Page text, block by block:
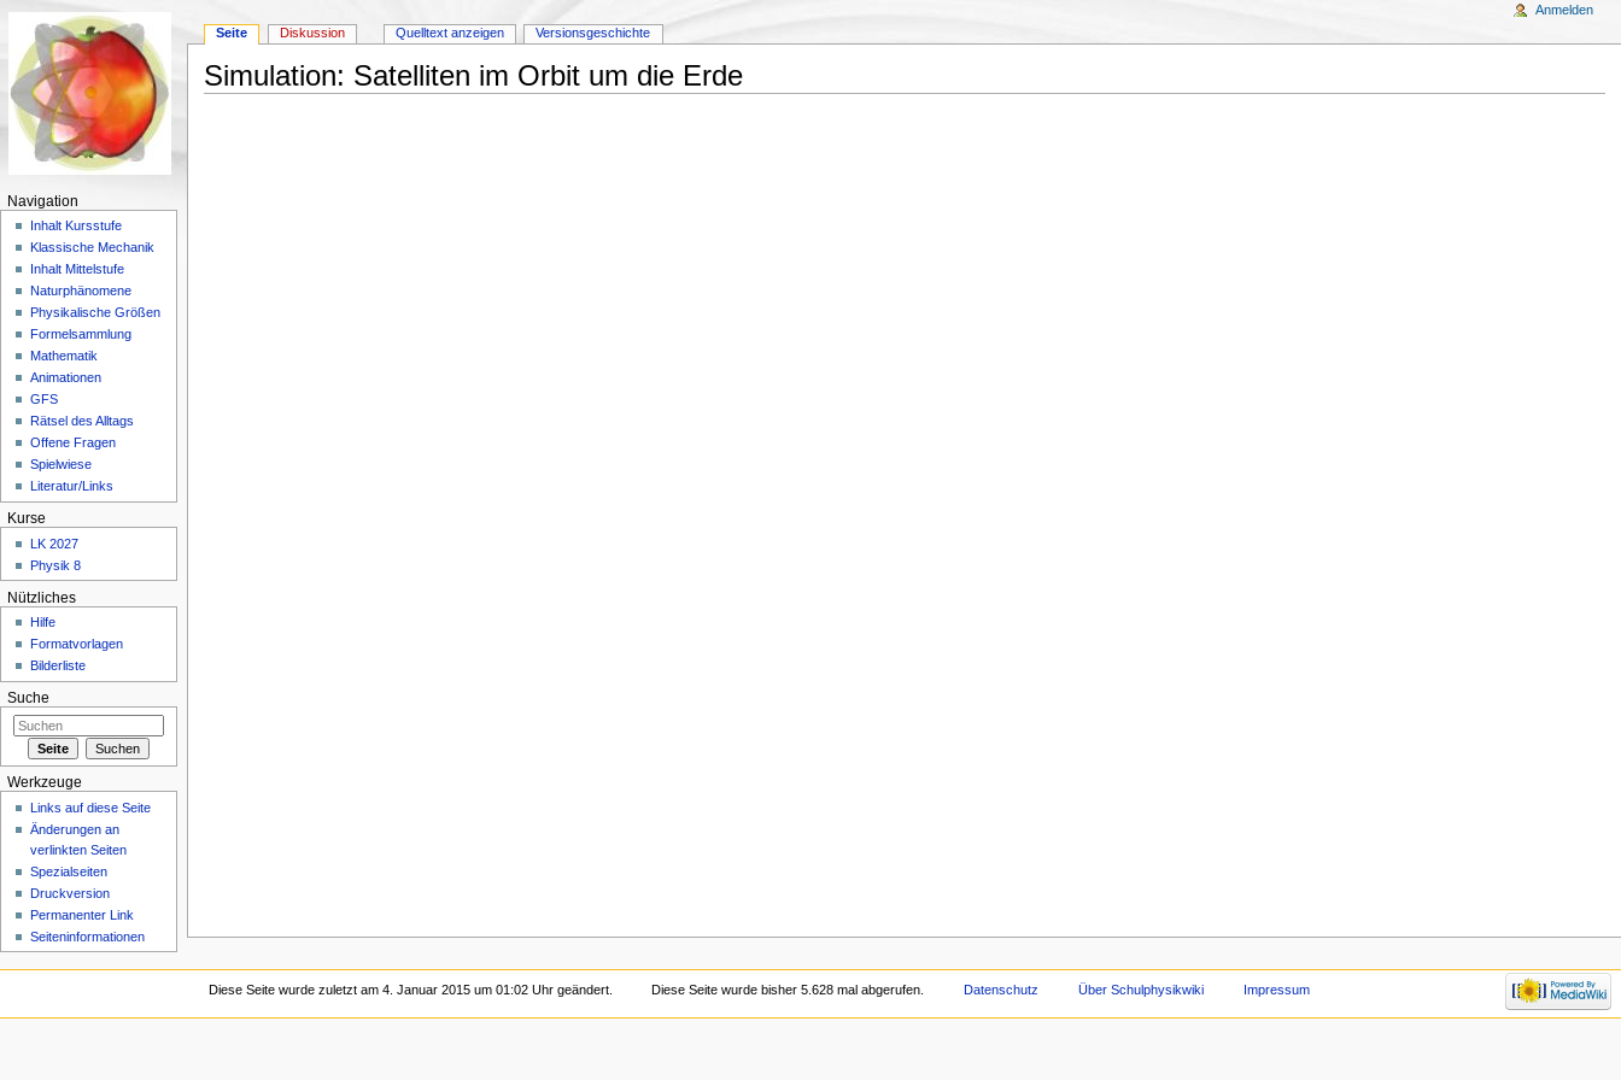
Simulation: Satelliten im Orbit um die Erde
Seite Diskussion Quelltext anzeigen Versionsgeschichte
Anmelden
Navigation
Inhalt Kursstufe
Klassische Mechanik
Inhalt Mittelstufe
Naturphänomene
Physikalische Größen
Formelsammlung
Mathematik
Animationen
GFS
Rätsel des Alltags
Offene Fragen
Spielwiese
Literatur/Links
Kurse
LK 2027
Physik 8
Nützliches
Hilfe
Formatvorlagen
Bilderliste
Suche
Werkzeuge
Links auf diese Seite
Änderungen an
verlinkten Seiten
Spezialseiten
Druckversion
Permanenter Link
Seiteninformationen
Diese Seite wurde zuletzt am 4. Januar 2015 um 01:02 Uhr geändert. Diese Seite wurde bisher 5.628 mal abgerufen. Datenschutz Über Schulphysikwiki Impressum